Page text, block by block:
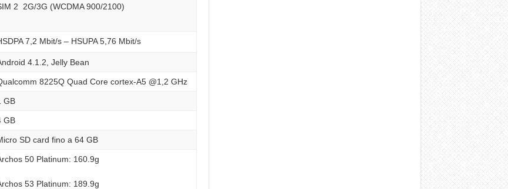
2 2G/3G (WCDMA 900/2100)
7,2 Mbit/s – HSUPA 5,76 Mbit/s
4.1.2, Jelly Bean
8225Q Quad Core cortex-A5 @1,2 GHz
GB
GB
SD card fino a 64 GB
50 Platinum: 160.9g
53 Platinum: 189.9g